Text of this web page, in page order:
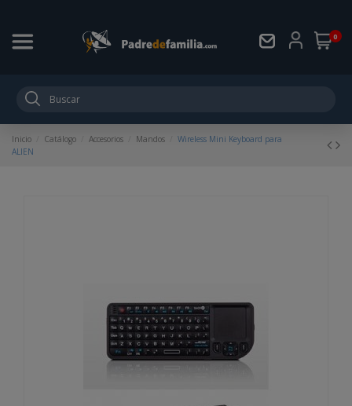
0
Inicio Catálogo Accesorios Mandos
Wireless Mini Keyboard para
ALIEN